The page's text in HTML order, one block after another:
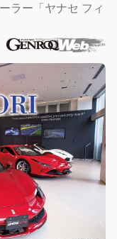
ラー「ヤナセ フィ